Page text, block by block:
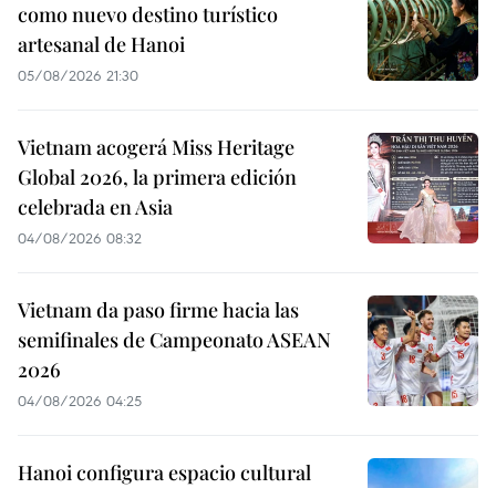
como nuevo destino turístico
artesanal de Hanoi
05/08/2026 21:30
Vietnam acogerá Miss Heritage
Global 2026, la primera edición
celebrada en Asia
04/08/2026 08:32
Vietnam da paso firme hacia las
semifinales de Campeonato ASEAN
2026
04/08/2026 04:25
Hanoi configura espacio cultural